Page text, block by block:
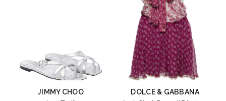
JIMMY CHOO
DOLCE & GABBANA